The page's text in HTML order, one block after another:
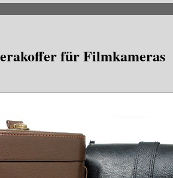
für Filmkameras